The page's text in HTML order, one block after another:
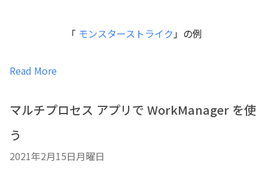
「 モンスターストライク」の例
Read More
マルチプロセス アプリで WorkManager を使
う
2021年2月15日月曜日